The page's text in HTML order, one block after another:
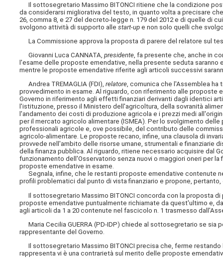
Il sottosegretario Massimo BITONCI ritiene che la condizione
da considerarsi migliorativa del testo, in quanto volta a precisare
26, comma 8, e 27 del decreto-legge n. 179 del 2012 e di quelle di
svolgono attività di supporto allestart-up e non solo quelli che
La Commissione approva la proposta di parere del relatore sul
Giovanni Luca CANNATA,presidente, fa presente che, anche in
l'esame delle proposte emendative, nella presente seduta
mentre le proposte emendative riferite agli articoli successivi
Andrea TREMAGLIA (FDI),relatore, comunica che l'Assemblea ha
provvedimento in esame. Al riguardo, con riferimento alle proposte
Governo in riferimento agli effetti finanziariderivanti dagli identici
l'istituzione, presso il Ministero dell'agricoltura, della sovranità
l'andamento dei costi di produzione agricola e i prezzi medi
per il mercato agricolo alimentare (ISMEA). Per lo svolgimento
professionali agricole e, ove possibile, del contributo delle
agricolo-alimentare. Le proposte recano, infine, una clausola di
provvede nell'ambito delle risorse umane, strumentali e finanziarie
della finanza pubblica. Al riguardo, ritiene necessario acquisire dal
funzionamento dell'Osservatorio senza nuovi o maggiori oneri per
proposte emendative in esame.
Segnala, infine, che le restanti proposte emendative contenute
profili problematici dal punto di vista finanziario e propone,
Il sottosegretario Massimo BITONCI concorda con la proposta di
proposte emendative puntualmente richiamate da quest'ultimo e,
agli articoli da 1 a 20 contenute nel fascicolo n. 1 trasmesso
Maria Cecilia GUERRA (PD-IDP) chiede al sottosegretario se sia
rappresentante del Governo.
Il sottosegretario Massimo BITONCI precisa che, ferme
rappresenta vi è una contrarietà sul merito delle proposte